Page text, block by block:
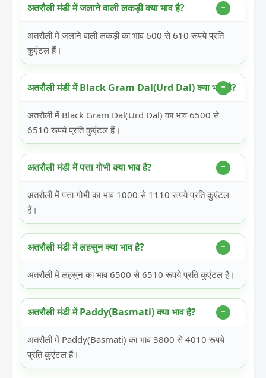
अतरौली मंडी में जलाने वाली लकड़ी क्या भाव है?
अतरौली में जलाने वाली लकड़ी का भाव 600 से 610 रूपये प्रति
कुएंटल हैं।
अतरौली मंडी में Black Gram Dal(Urd Dal) क्या भाव है?
अतरौली में Black Gram Dal(Urd Dal) का भाव 6500 से
6510 रूपये प्रति कुएंटल हैं।
अतरौली मंडी में पत्ता गोभी क्या भाव है?
अतरौली में पत्ता गोभी का भाव 1000 से 1110 रूपये प्रति कुएंटल
हैं।
अतरौली मंडी में लहसुन क्या भाव है?
अतरौली में लहसुन का भाव 6500 से 6510 रूपये प्रति कुएंटल हैं।
अतरौली मंडी में Paddy(Basmati) क्या भाव है?
अतरौली में Paddy(Basmati) का भाव 3800 से 4010 रूपये
प्रति कुएंटल हैं।